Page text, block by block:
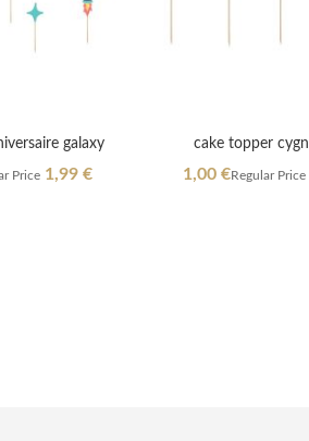
galaxy
Price 1,99 €
cake topper
Special
Price
1,00 €Regular Price